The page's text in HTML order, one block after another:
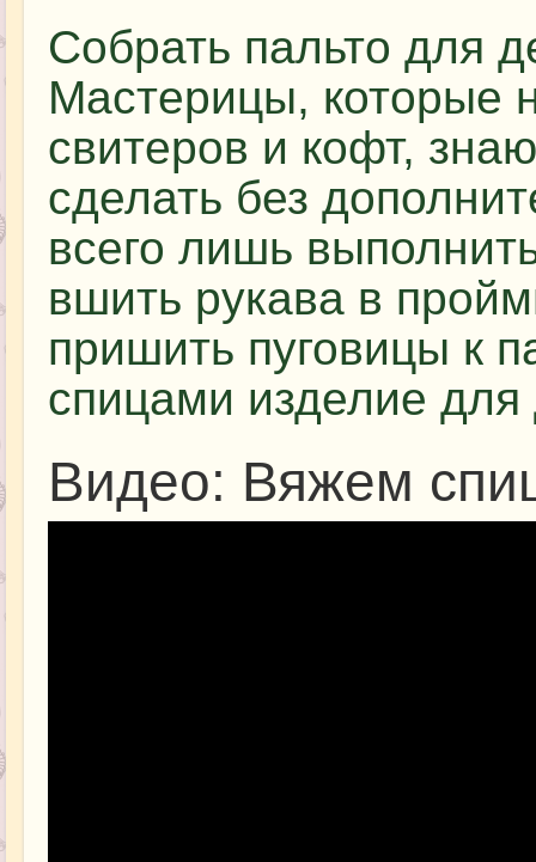
Собрать пальто для
Мастерицы, которые
свитеров и кофт,
сделать без
всего лишь
вшить рукава в
пришить пуговицы к
спицами изделие для
Видео: Вяжем